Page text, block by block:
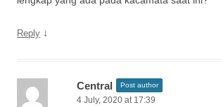
Reply ↓
Central Post author
4 July, 2020 at 17:39